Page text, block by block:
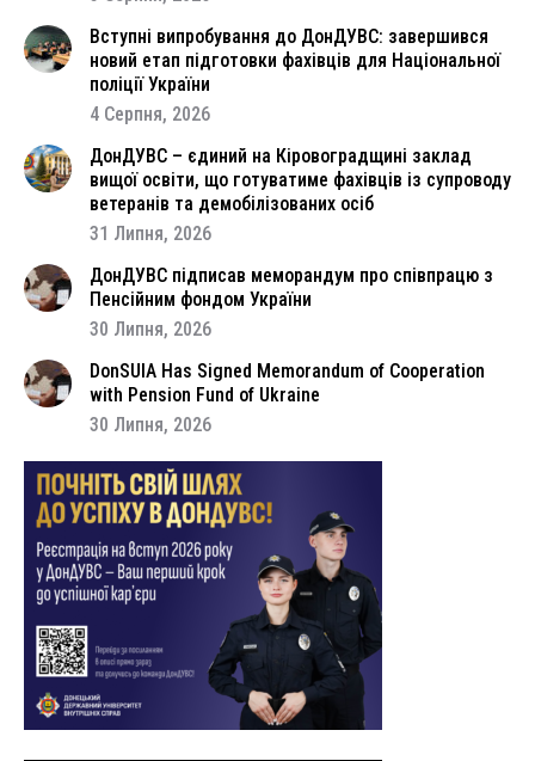
Вступні випробування до ДонДУВС: завершився
новий етап підготовки фахівців для Національної
поліції України
4 Серпня, 2026
ДонДУВС – єдиний на Кіровоградщині заклад
вищої освіти, що готуватиме фахівців із супроводу
ветеранів та демобілізованих осіб
31 Липня, 2026
ДонДУВС підписав меморандум про співпрацю з
Пенсійним фондом України
30 Липня, 2026
DonSUIA Has Signed Memorandum of Cooperation
with Pension Fund of Ukraine
30 Липня, 2026